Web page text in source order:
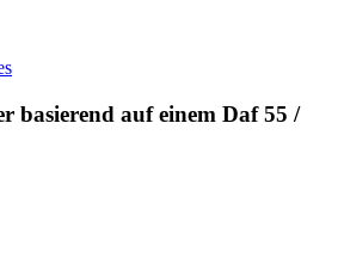
basierend auf einem Daf 55 /